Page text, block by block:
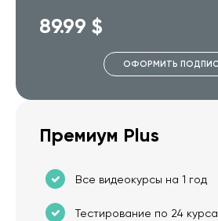
89.99 $
ОФОРМИТЬ
Премиум Plus
Все видеокурсы на 1 год
Тестирование по 24